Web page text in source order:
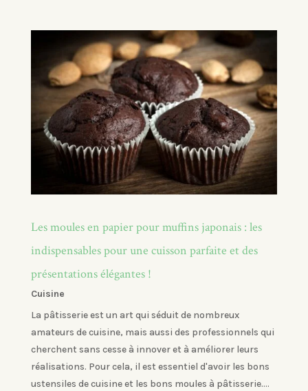
Les moules en papier pour muffins japonais : les
indispensables pour une cuisson parfaite et des
présentations élégantes !
Cuisine
La pâtisserie est un art qui séduit de nombreux
amateurs de cuisine, mais aussi des professionnels qui
cherchent sans cesse à innover et à améliorer leurs
réalisations. Pour cela, il est essentiel d'avoir les bons
ustensiles de cuisine et les bons moules à pâtisserie....